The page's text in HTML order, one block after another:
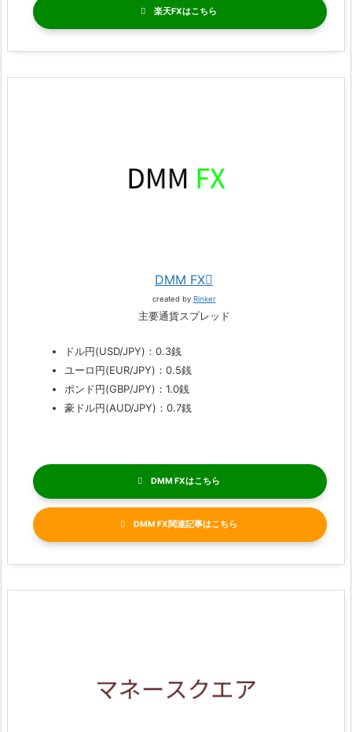
楽天FX
DMM FX
created by Rinker
主要通貨スプレッド
ドル円(USD/JPY)：0.3銭
ユーロ円(EUR/JPY)：0.5銭
ポンド円(GBP/JPY)：1.0銭
豪ドル円(AUD/JPY)：0.7銭
DMM FX
DMM FX関連記事